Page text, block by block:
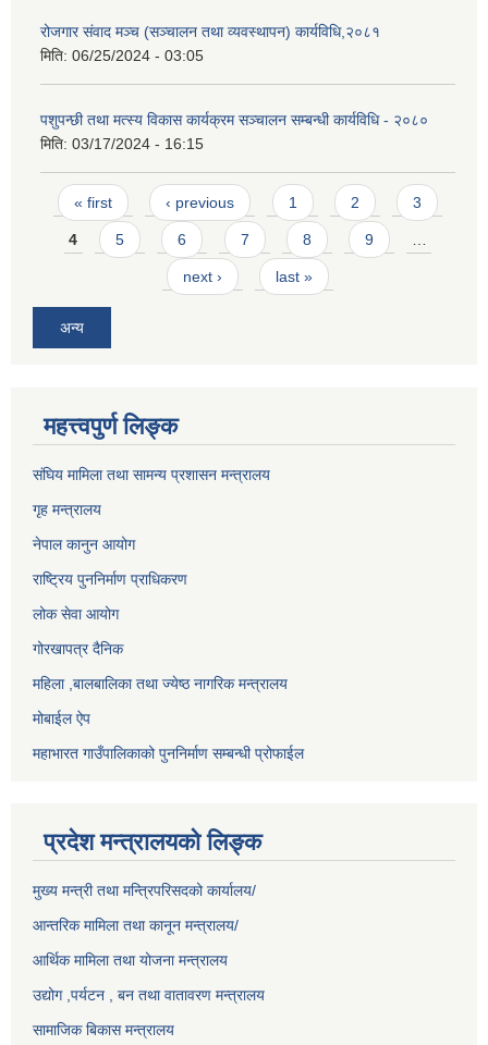
रोजगार संवाद मञ्च (सञ्चालन तथा व्यवस्थापन) कार्यविधि,२०८१
मिति: 06/25/2024 - 03:05
पशुपन्छी तथा मत्स्य विकास कार्यक्रम सञ्चालन सम्बन्धी कार्यविधि - २०८०
मिति: 03/17/2024 - 16:15
Pages
« first ‹ previous 1 2 3
4 5 6 7 8 9
next › last »
अन्य
महत्त्वपुर्ण लिङ्क
संघिय मामिला तथा सामन्य प्रशासन मन्त्रालय
गृह मन्त्रालय
नेपाल कानुन आयोग
राष्ट्रिय पुननिर्माण प्राधिकरण
लोक सेवा आयोग
गोरखापत्र दैनिक
महिला ,बालबालिका तथा ज्येष्ठ नागरिक मन्त्रालय
मोबाईल ऐप
महाभारत गाउँपालिकाको पुननिर्माण सम्बन्धी प्रोफाईल
प्रदेश मन्त्रालयको लिङ्क
मुख्य मन्त्री तथा मन्त्रिपरिसदको कार्यालय/
आन्तरिक मामिला तथा कानून मन्त्रालय/
आर्थिक मामिला तथा योजना मन्त्रालय
उद्योग ,पर्यटन , बन तथा वातावरण मन्त्रालय
सामाजिक बिकास मन्त्रालय